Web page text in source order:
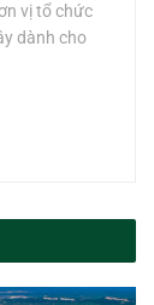
vị tổ chức
dành cho